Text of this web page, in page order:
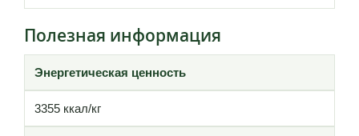
Полезная информация
Энергетическая ценность
3355 ккал/кг